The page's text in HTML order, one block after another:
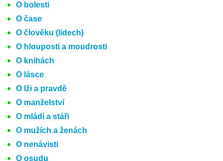
O bolesti
O čase
O člověku (lidech)
O hlouposti a moudrosti
O knihách
O lásce
O lži a pravdě
O manželství
O mládí a stáři
O mužích a ženách
O nenávisti
O osudu